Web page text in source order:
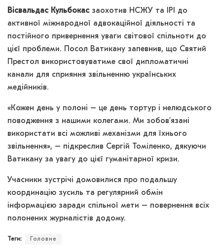
Вісвальдас Кульбокасзаохотив НСЖУ та IPI до
активної міжнародної адвокаційної діяльності та
постійного привернення уваги світової спільноти до
цієї проблеми. Посол Ватикану запевнив, що Святий
Престол використовуватиме свої дипломатичні
канали для сприяння звільненню українських
медійників.
«Кожен день у полоні – це день тортур і нелюдського
поводження з нашими колегами. Ми зобов’язані
використати всі можливі механізми для їхнього
звільнення», – підкреслив Сергій Томіленко, дякуючи
Ватикану за увагу до цієї гуманітарної кризи.
Учасники зустрічі домовилися про подальшу
координацію зусиль та регулярний обмін
інформацією заради спільної мети – повернення всіх
полонених журналістів додому.
Теги: Головне